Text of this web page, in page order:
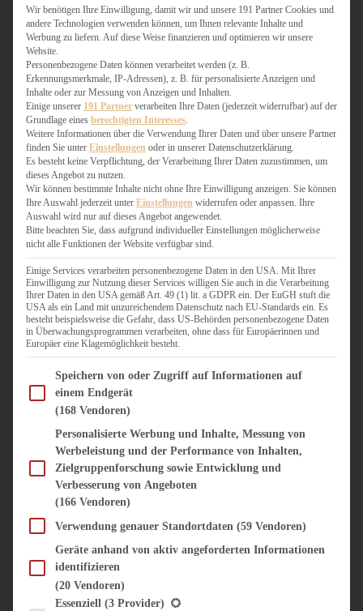
SCHOKOLADIGES
SÜSSES HAUPTGERICHT
TÖRTCHEN
VEGAN SÜSS
WEIHNACHTSBÄCKEREI
HERZHAFT
BURGER & SANDWICHES
FIX AUF DEM TISCH
FLEISCH & FISCH
GRILLEN / BARBECUE
HERZHAFTES BACKEN
ONE-POT-GERICHTE
PASTA & NUDELGERICHTE
PIZZA, TARTES & QUICHES
REIS & RISOTTO
SALATE & SNACKS
SUPPENKASPEREIEN
VORSPEISEN
SÜSS & HERZHAFT
BROTAUFSTRICH
DIPS, SAUCEN, CHUTNEYS
KÜCHENGESCHENKE
Wir benötigen Ihre Einwilligung, damit wir und unsere 191 Partner Cookies und
andere Technologien verwenden können, um Ihnen relevante Inhalte und
Werbung zu liefern. Auf diese Weise finanzieren und optimieren wir unsere
Website.
Personenbezogene Daten können verarbeitet werden (z. B.
Erkennungsmerkmale, IP-Adressen), z. B. für personalisierte Anzeigen und
Inhalte oder zur Messung von Anzeigen und Inhalten.
Einige unserer 191 Partner verarbeiten Ihre Daten (jederzeit widerrufbar) auf der
Grundlage eines berechtigten Interesses
Weitere Informationen über die Verwendung Ihrer Daten und über unsere Partner
finden Sie unter Einstellungen oder in unserer Datenschutzerklärung.
Es besteht keine Verpflichtung, der Verarbeitung Ihrer Daten zuzustimmen, um
dieses Angebot zu nutzen.
Wir können bestimmte Inhalte nicht ohne Ihre Einwilligung anzeigen. Sie können
Ihre Auswahl jederzeit unter Einstellungen widerrufen oder anpassen. Ihre
Auswahl wird nur auf dieses Angebot angewendet.
Bitte beachten Sie, dass aufgrund individueller Einstellungen möglicherweise
nicht alle Funktionen der Website verfügbar sind.
Einige Services verarbeiten personenbezogene Daten in den USA. Mit Ihrer
Einwilligung zur Nutzung dieser Services willigen Sie auch in die Verarbeitung
Ihrer Daten in den USA gemäß Art. 49 (1) lit. a GDPR ein. Der EuGH stuft die
USA als ein Land mit unzureichendem Datenschutz nach EU-Standards ein. Es
besteht beispielsweise die Gefahr, dass US-Behörden personenbezogene Daten
in Überwachungsprogrammen verarbeiten, ohne dass für Europäerinnen und
Europäer eine Klagemöglichkeit besteht.
Im Folgenden finden Sie eine Liste der Zwecke des IAB Transparency and Consent
Speichern von oder Zugriff auf Informationen auf
einem Endgerät
(168 Vendoren)
Personalisierte Werbung und Inhalte, Messung von
Werbeleistung und der Performance von Inhalten,
Zielgruppenforschung sowie Entwicklung und
Verbesserung von Angeboten
(166 Vendoren)
Verwendung genauer Standortdaten (59 Vendoren)
Geräte anhand von aktiv angeforderten Informationen
identifizieren
(20 Vendoren)
Es folgt eine Liste der Service-Gruppen, für die eine Einwilligung erteilt werden
Essenziell (3 Provider)